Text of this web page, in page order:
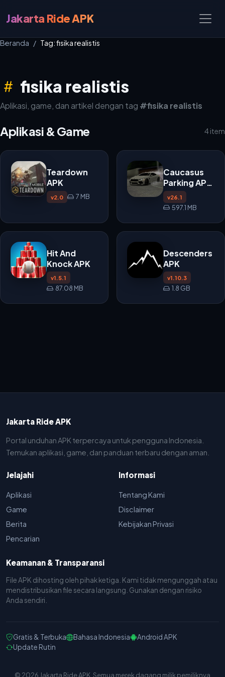
Jakarta Ride APK
Beranda Tag: fisika realistis
fisika realistis
Aplikasi, game, dan artikel dengan tag #fisika realistis
Aplikasi & Game 4 item
Teardown
APK
v2.0 7 MB
Caucasus
Parking APK
v26.1
v26.1
597.1 MB
Hit And
Knock APK
v1.5.1
87.08 MB
Descenders
APK
v1.10.3
1.8 GB
Jakarta Ride APK
Portal unduhan APK terpercaya untuk pengguna Indonesia.
Temukan aplikasi, game, dan panduan terbaru dengan aman.
Jelajahi
Aplikasi
Game
Berita
Pencarian
Informasi
Tentang Kami
Disclaimer
Kebijakan Privasi
Keamanan & Transparansi
File APK dihosting oleh pihak ketiga. Kami tidak mengunggah atau
mendistribusikan file secara langsung. Gunakan dengan risiko
Anda sendiri.
Gratis & Terbuka Bahasa Indonesia
Android APK
Update Rutin
© 2026 Jakarta Ride APK. Semua merek dagang milik pemiliknya